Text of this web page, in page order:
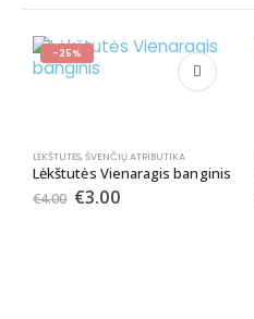
-25%
LĖKŠTUTĖS, ŠVENČIŲ ATRIBUTIKA
Lėkštutės Vienaragis banginis
€4.00 €3.00